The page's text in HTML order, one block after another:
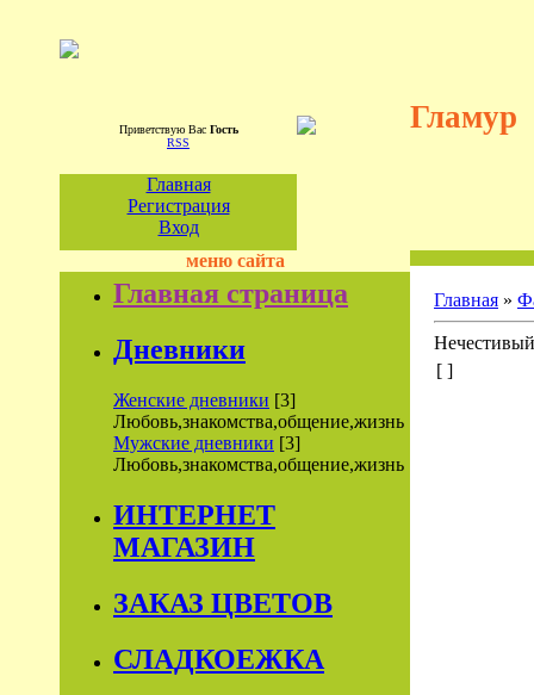
Приветствую Вас Гость
RSS
Гламур
Главная
Регистрация
Вход
меню сайта
Главная страница
Дневники
Женские дневники [3]
Любовь,знакомства,общение,жизнь
Мужские дневники [3]
Любовь,знакомства,общение,жизнь
ИНТЕРНЕТ
МАГАЗИН
ЗАКАЗ ЦВЕТОВ
СЛАДКОЕЖКА
Главная »
[ ]